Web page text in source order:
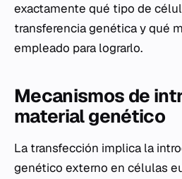
exactamente qué tipo de
transferencia genética y qué
empleado para lograrlo.
Mecanismos de
material genético
La transfección implica la
genético externo en células